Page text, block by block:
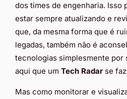
dos times de engenharia. Isso
estar sempre atualizando e
que, da mesma forma que é
legadas, também não é
tecnologias simplesmente por
aqui que um Tech Radar se
Mas como monitorar e